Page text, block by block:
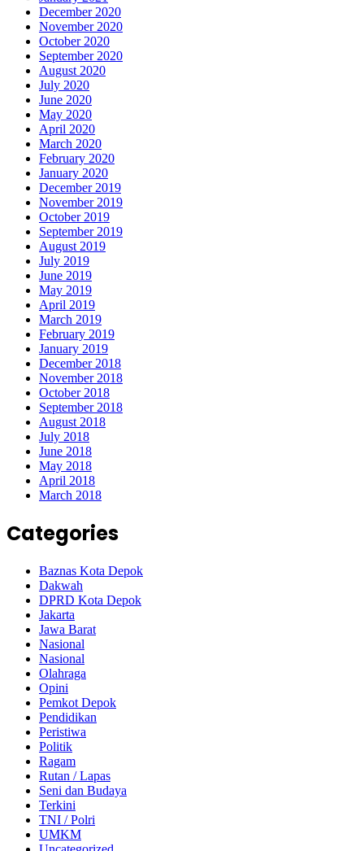
December 2020
November 2020
October 2020
September 2020
August 2020
July 2020
June 2020
May 2020
April 2020
March 2020
February 2020
January 2020
December 2019
November 2019
October 2019
September 2019
August 2019
July 2019
June 2019
May 2019
April 2019
March 2019
February 2019
January 2019
December 2018
November 2018
October 2018
September 2018
August 2018
July 2018
June 2018
May 2018
April 2018
March 2018
Categories
Baznas Kota Depok
Dakwah
DPRD Kota Depok
Jakarta
Jawa Barat
Nasional
Nasional
Olahraga
Opini
Pemkot Depok
Pendidikan
Peristiwa
Politik
Ragam
Rutan / Lapas
Seni dan Budaya
Terkini
TNI / Polri
UMKM